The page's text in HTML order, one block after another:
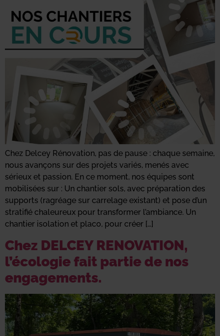
Chez Delcey Rénovation, pas de pause : chaque semaine,
nous avançons sur des projets variés, menés avec
sérieux et passion. En ce moment, nos équipes sont
mobilisées sur : Un chantier sols, avec préparation des
supports (ragréage sur carrelage existant) et pose d’un
stratifié chaleureux pour transformer l’ambiance. Un
chantier isolation et placo, pour créer […]
Chez DELCEY RENOVATION,
l’écologie fait partie de nos
engagements.